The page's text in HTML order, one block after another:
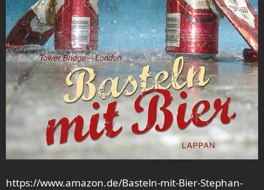
https://www.amazon.de/Basteln-mit-Bier-Stephan-